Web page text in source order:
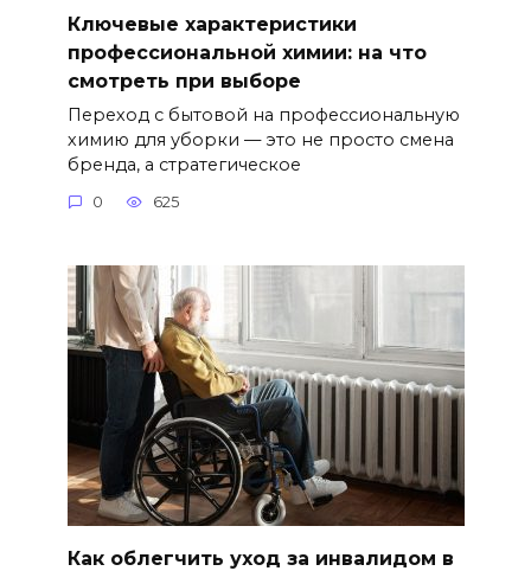
Ключевые характеристики
профессиональной химии: на что
смотреть при выборе
Переход с бытовой на профессиональную
химию для уборки — это не просто смена
бренда, а стратегическое
0 625
Как облегчить уход за инвалидом в